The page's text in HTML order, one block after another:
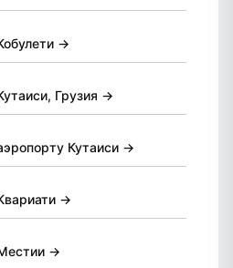
→
Грузия →
Кутаиси →
→
→